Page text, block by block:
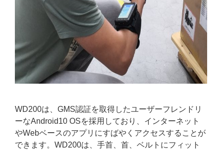
WD200は、GMS認証を取得したユーザーフレンドリ
ーなAndroid10 OSを採用しており、インターネット
やWebベースのアプリにすばやくアクセスすることが
できます。WD200は、手首、首、ベルトにフィット